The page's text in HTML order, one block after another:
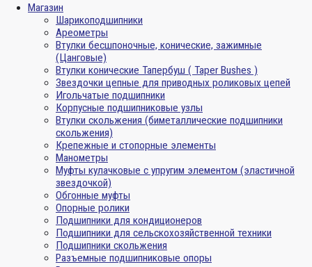
Магазин
Шарикоподшипники
Ареометры
Втулки бесшпоночные, конические, зажимные
(Цанговые)
Втулки конические Тапербуш ( Taper Bushes )
Звездочки цепные для приводных роликовых цепей
Игольчатые подшипники
Корпусные подшипниковые узлы
Втулки скольжения (биметаллические подшипники
скольжения)
Крепежные и стопорные элементы
Манометры
Муфты кулачковые с упругим элементом (эластичной
звездочкой)
Обгонные муфты
Опорные ролики
Подшипники для кондиционеров
Подшипники для сельскохозяйственной техники
Подшипники скольжения
Разъемные подшипниковые опоры